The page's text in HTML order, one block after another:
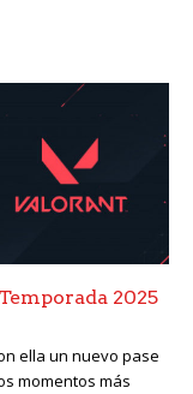
2025
ella un nuevo pase
momentos más